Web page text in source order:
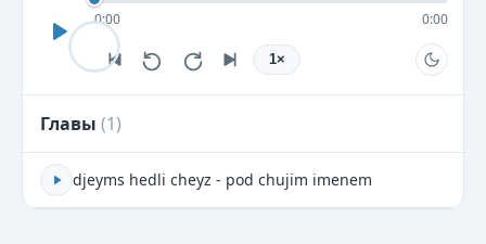
0:00 0:00
1×
Главы (1)
djeyms hedli cheyz - pod chujim imenem